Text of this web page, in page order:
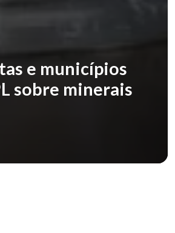
e municípios
sobre minerais